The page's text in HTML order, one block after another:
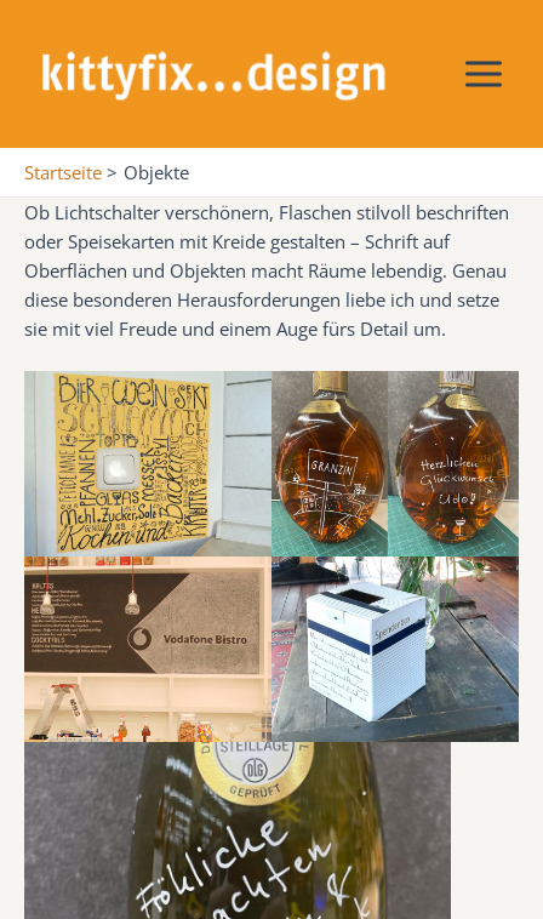
springen
Main
Menu
Startseite
Objekte
Ob Lichtschalter verschönern, Flaschen stilvoll beschriften
oder Speisekarten mit Kreide gestalten – Schrift auf
Oberflächen und Objekten macht Räume lebendig. Genau
diese besonderen Herausforderungen liebe ich und setze
sie mit viel Freude und einem Auge fürs Detail um.